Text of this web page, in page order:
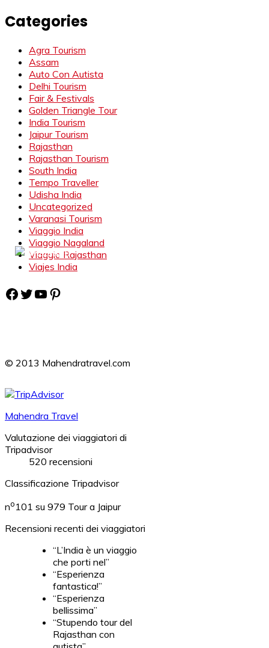
Categories
Agra Tourism
Assam
Auto Con Autista
Delhi Tourism
Fair & Festivals
Golden Triangle Tour
India Tourism
Jaipur Tourism
Rajasthan
Rajasthan Tourism
South India
Tempo Traveller
Udisha India
Uncategorized
Varanasi Tourism
Viaggio India
Viaggio Nagaland
Viaggio Rajasthan
Viajes India
Facebook
Twitter
YouTube
Pinterest
© 2013 Mahendratravel.com
Mahendra Travel
Valutazione dei viaggiatori di
Tripadvisor
520 recensioni
Classificazione Tripadvisor
no101 su 979 Tour a Jaipur
Recensioni recenti dei viaggiatori
“L’India è un viaggio
che porti nel”
“Esperienza
fantastica!”
“Esperienza
bellissima”
“Stupendo tour del
Rajasthan con